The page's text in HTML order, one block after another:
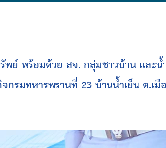
พร้อมด้วย สจ. กลุ่มชาวบ้าน และน้
กรมทหารพรานที่ 23 บ้านน้ำเย็น ต.เ